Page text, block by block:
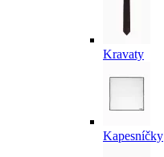
Kravaty
Kapesníčky